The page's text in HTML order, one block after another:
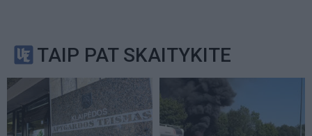
TAIP PAT SKAITYKITE